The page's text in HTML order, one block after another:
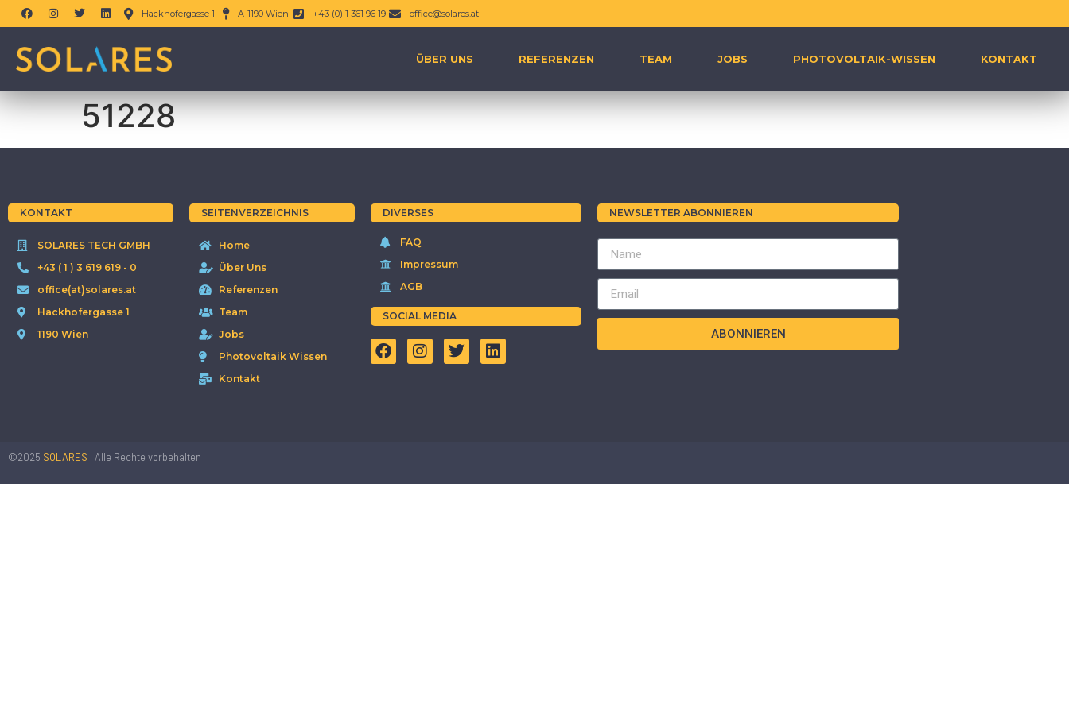
Hackhofergasse 1 A-1190 Wien +43 (0) 1 361 96 19 office@solares.at
ÜBER UNS REFERENZEN TEAM JOBS PHOTOVOLTAIK-WISSEN KONTAKT
51228
KONTAKT
SOLARES TECH GMBH
+43 ( 1 ) 3 619 619 - 0
office(at)solares.at
Hackhofergasse 1
1190 Wien
SEITENVERZEICHNIS
Home
Über Uns
Referenzen
Team
Jobs
Photovoltaik Wissen
Kontakt
DIVERSES
FAQ
Impressum
AGB
SOCIAL MEDIA
NEWSLETTER ABONNIEREN
ABONNIEREN
©2025 SOLARES | Alle Rechte vorbehalten